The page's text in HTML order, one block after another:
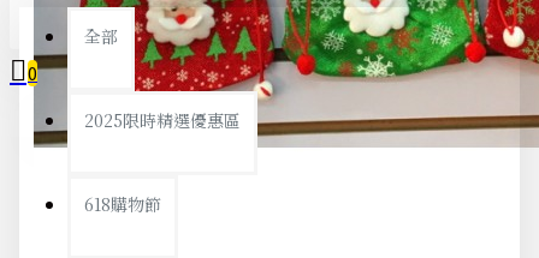
全部
2025限時精選優惠區
618購物節
0
您的購物車內沒有商品！